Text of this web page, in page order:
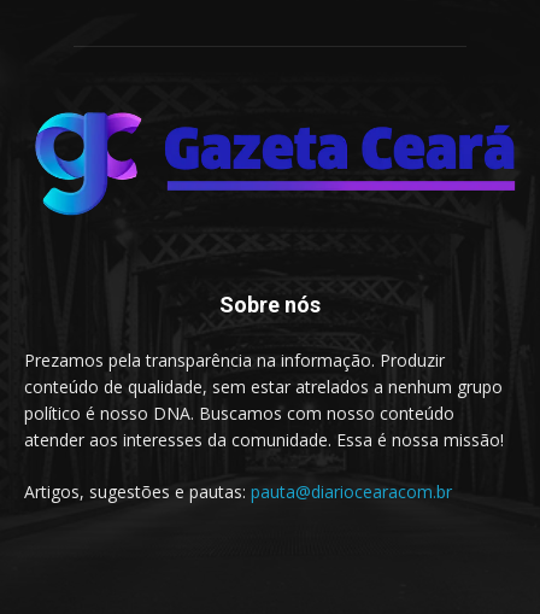
Sobre nós
Prezamos pela transparência na informação. Produzir
conteúdo de qualidade, sem estar atrelados a nenhum grupo
político é nosso DNA. Buscamos com nosso conteúdo
atender aos interesses da comunidade. Essa é nossa missão!
Artigos, sugestões e pautas: pauta@diariocearacom.br